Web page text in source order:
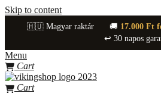
Skip to content
🇭🇺 Magyar raktár 🚚 17.000 Ft
↩️ 30 napos
Menu
Cart
Cart